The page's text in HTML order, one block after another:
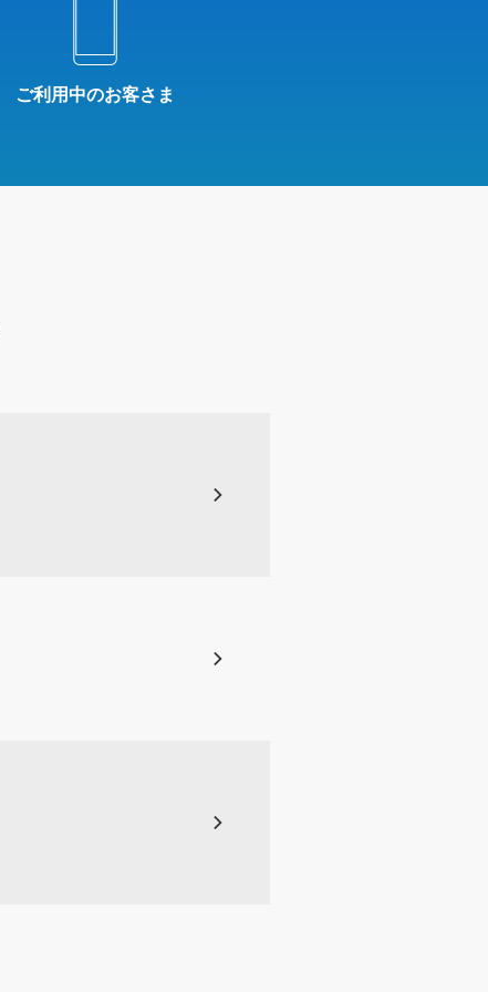
ご利用中のお客さま